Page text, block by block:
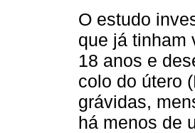
O estudo
que já tinham
18 anos e
colo do útero
grávidas,
há menos de